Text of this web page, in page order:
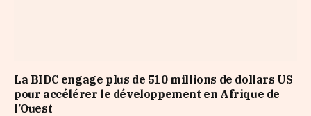
La BIDC engage plus de 510 millions de dollars US
pour accélérer le développement en Afrique de
l’Ouest